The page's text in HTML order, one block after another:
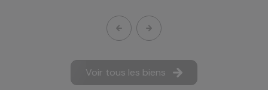
Voir tous les biens